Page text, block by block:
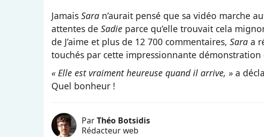
Jamais Sara n’aurait pensé que sa vidéo marche
attentes de Sadie parce qu’elle trouvait cela
de J’aime et plus de 12 700 commentaires, Sara a
touchés par cette impressionnante démonstration
« Elle est vraiment heureuse quand il arrive, » a
Quel bonheur !
ParThéo Botsidis
Rédacteur web